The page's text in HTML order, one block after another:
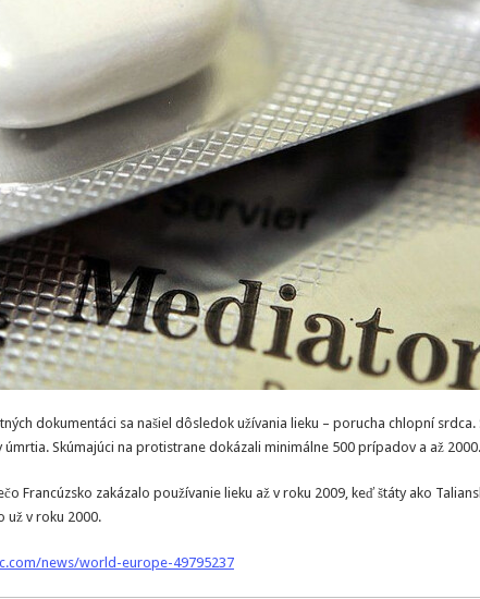
dokumentáci sa našiel dôsledok užívania lieku – porucha chlopní srdca.
Skúmajúci na protistrane dokázali minimálne 500 prípadov a až 2000.
Francúzsko zakázalo používanie lieku až v roku 2009, keď štáty ako
už v roku 2000.
news/world-europe-49795237